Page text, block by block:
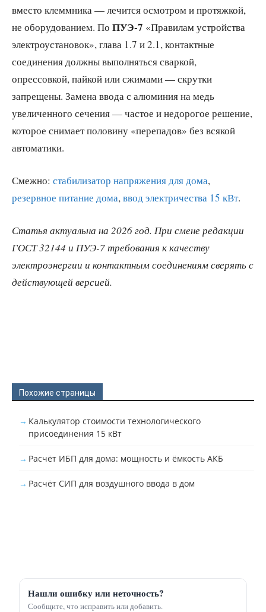
вместо клеммника — лечится осмотром и протяжкой,
не оборудованием. По ПУЭ-7 «Правилам устройства
электроустановок», глава 1.7 и 2.1, контактные
соединения должны выполняться сваркой,
опрессовкой, пайкой или сжимами — скрутки
запрещены. Замена ввода с алюминия на медь
увеличенного сечения — частое и недорогое решение,
которое снимает половину «перепадов» без всякой
автоматики.
Смежно: стабилизатор напряжения для дома,
резервное питание дома, ввод электричества 15 кВт.
Статья актуальна на 2026 год. При смене редакции
ГОСТ 32144 и ПУЭ-7 требования к качеству
электроэнергии и контактным соединениям сверять с
действующей версией.
Похожие страницы
Калькулятор стоимости технологического
присоединения 15 кВт
Расчёт ИБП для дома: мощность и ёмкость АКБ
Расчёт СИП для воздушного ввода в дом
Нашли ошибку или неточность?
Сообщите, что исправить или добавить.